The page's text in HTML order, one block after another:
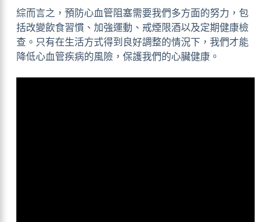
綜而言之，預防心血管阻塞需要我們多方面的努力，包
括改變飲食習慣、加強運動、戒煙限酒以及定期健康檢
查。只有在生活方式得到良好調整的情況下，我們才能
降低心血管疾病的風險，保護我們的心臟健康。